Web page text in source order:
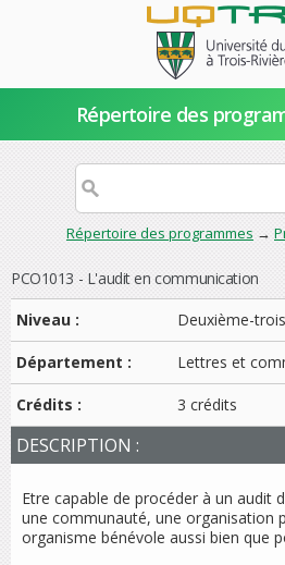
Répertoire des
Répertoire des programmes →
PCO1013 - L'audit en communication
Niveau :
Deuxième-
Département : Lettres et
Crédits : 3 crédits
DESCRIPTION :
Etre capable de procéder à un audit
une communauté, une organisation
organisme bénévole aussi bien que